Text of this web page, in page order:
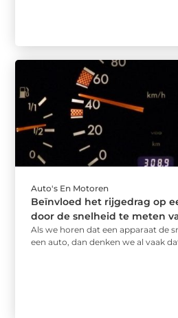
Auto's En Motoren
Beïnvloed het rijgedrag op
door de snelheid te meten
Als we horen dat een apparaat de
een auto, dan denken we al vaak dat